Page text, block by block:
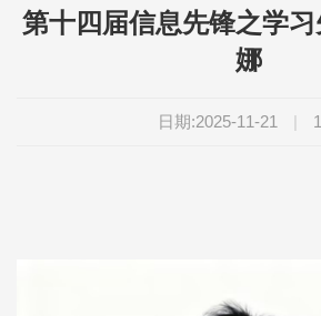
第十四届信息先锋之学
娜
日期:2025-11-21 |